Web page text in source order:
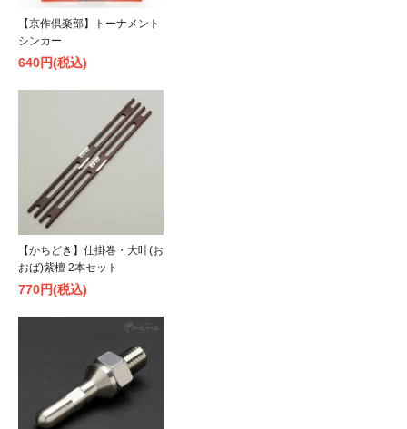
【京作倶楽部】トーナメント
シンカー
640円(税込)
【かちどき】仕掛巻・大叶(お
おば)紫檀 2本セット
770円(税込)